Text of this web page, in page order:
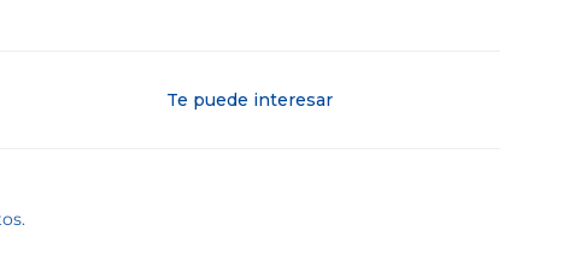
Te puede interesar